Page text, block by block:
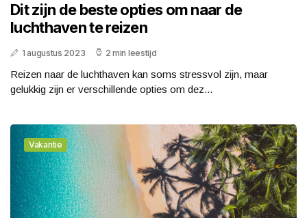
Dit zijn de beste opties om naar de
luchthaven te reizen
1 augustus 2023 2 min leestijd
Reizen naar de luchthaven kan soms stressvol zijn, maar
gelukkig zijn er verschillende opties om dez...
Vakantie